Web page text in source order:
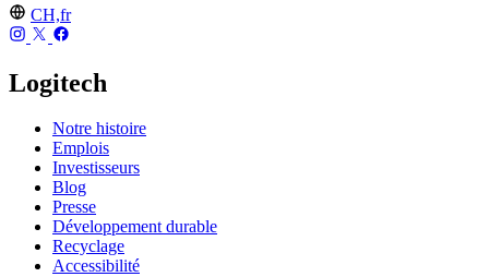
CH,fr
Logitech
Notre histoire
Emplois
Investisseurs
Blog
Presse
Développement durable
Recyclage
Accessibilité